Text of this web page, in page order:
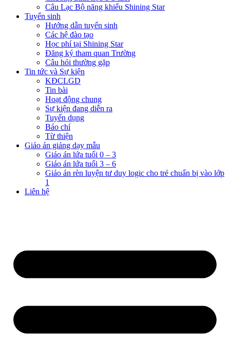
Câu Lạc Bộ năng khiếu Shining Star
Tuyển sinh
Hướng dẫn tuyển sinh
Các hệ đào tạo
Học phí tại Shining Star
Đăng ký tham quan Trường
Câu hỏi thường gặp
Tin tức và Sự kiện
KĐCLGD
Tin bài
Hoạt động chung
Sự kiện đang diễn ra
Tuyển dụng
Báo chí
Từ thiện
Giáo án giảng dạy mẫu
Giáo án lứa tuổi 0 – 3
Giáo án lứa tuổi 3 – 6
Giáo án rèn luyện tư duy logic cho trẻ chuẩn bị vào lớp
1
Liên hệ